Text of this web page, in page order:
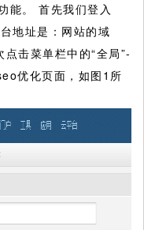
。
首先我们登入
地址是：网站的域
击菜单栏中的“全局”-
优化页面，如图1所